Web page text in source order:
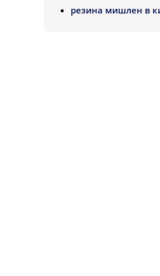
резина мишлен в